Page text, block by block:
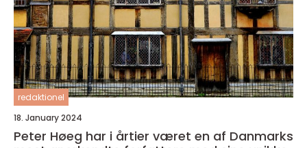
redaktionel
18. January 2024
Peter Høeg har i årtier været en af Danmarks